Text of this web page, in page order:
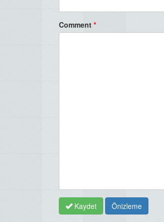
Comment *
Kaydet Önizleme